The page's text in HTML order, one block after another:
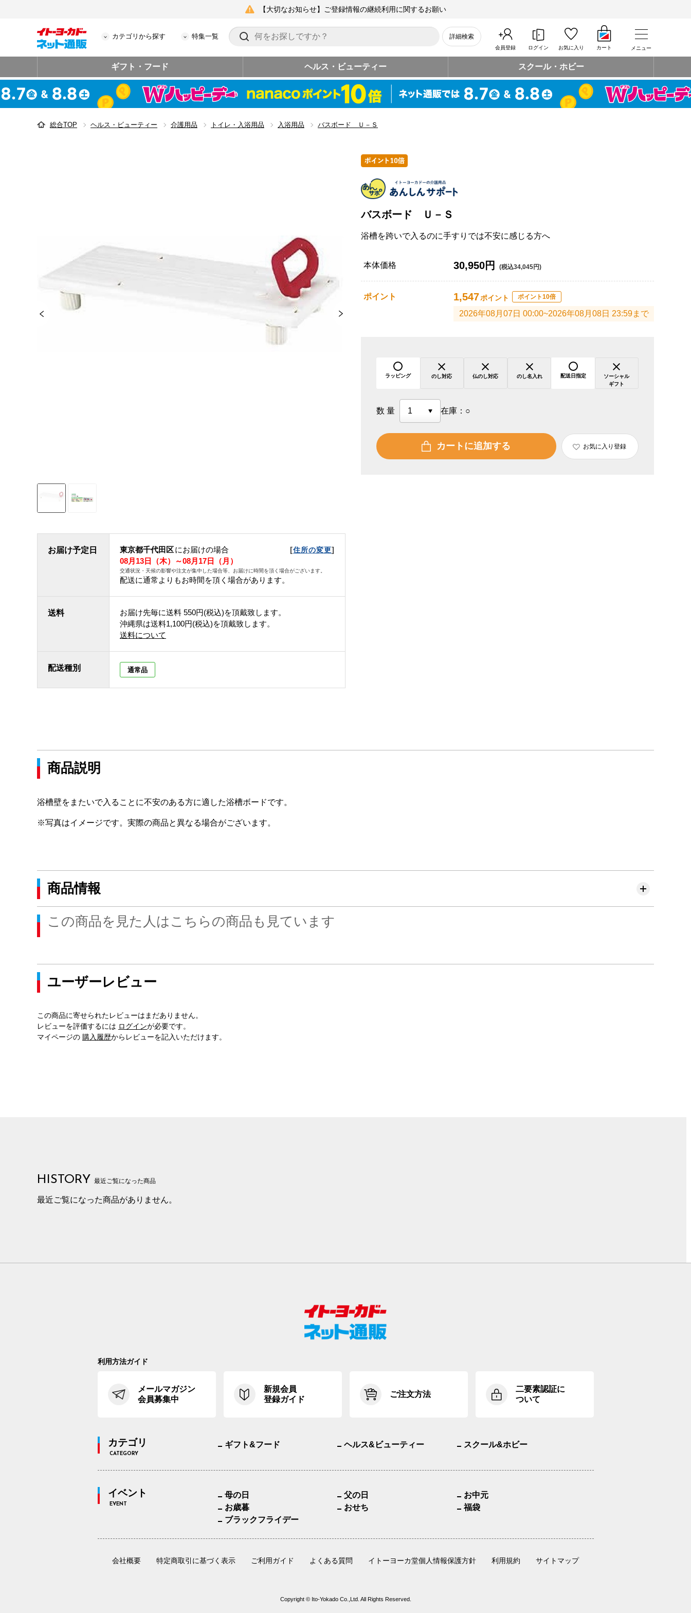
【大切なお知らせ】ご登録情報の継続利用に関するお願い
カテゴリから探す 特集一覧 詳細検索
会員登録 ログイン お気に入り カート メニュー
ギフト・フード ヘルス・ビューティー スクール・ホビー
総合TOP ヘルス・ビューティー 介護用品 トイレ・入浴用品 入浴用品 バスボード Ｕ－Ｓ
お届け予定日 東京都千代田区にお届けの場合 [住所の変更]
08月13日（木）～08月17日（月）
交通状況・天候の影響や注文が集中した場合等、お届けに時間を頂く場合がございます。
配送に通常よりもお時間を頂く場合があります。
送料 お届け先毎に送料 550円(税込)を頂戴致します。
沖縄県は送料1,100円(税込)を頂戴致します。
送料について
配送種別 通常品
バスボード Ｕ－Ｓ
浴槽を跨いで入るのに手すりでは不安に感じる方へ
本体価格 30,950円 (税込34,045円)
ポイント 1,547ポイント ポイント10倍
2026年08月07日 00:00~2026年08月08日 23:59まで
ラッピング のし対応 仏のし対応 のし名入れ 配送日指定
ソーシャル
ギフト
数量 在庫： ○
カートに追加する お気に入り登録
商品説明
浴槽壁をまたいで入ることに不安のある方に適した浴槽ボードです。
※写真はイメージです。実際の商品と異なる場合がございます。
商品情報
この商品を見た人はこちらの商品も見ています
ユーザーレビュー
この商品に寄せられたレビューはまだありません。
レビューを評価するには ログインが必要です。
マイページの 購入履歴からレビューを記入いただけます。
HISTORY 最近ご覧になった商品
最近ご覧になった商品がありません。
利用方法ガイド
メールマガジン
会員募集中
新規会員
登録ガイド
ご注文方法
二要素認証に
ついて
カテゴリ
CATEGORY
ギフト&フード ヘルス&ビューティー スクール&ホビー
イベント
EVENT
母の日 父の日
お中元
お歳暮
おせち
福袋
ブラックフライデー
会社概要 特定商取引に基づく表示 ご利用ガイド よくある質問 イトーヨーカ堂個人情報保護方針 利用規約 サイトマップ
Copyright © Ito-Yokado Co.,Ltd. All Rights Reserved.